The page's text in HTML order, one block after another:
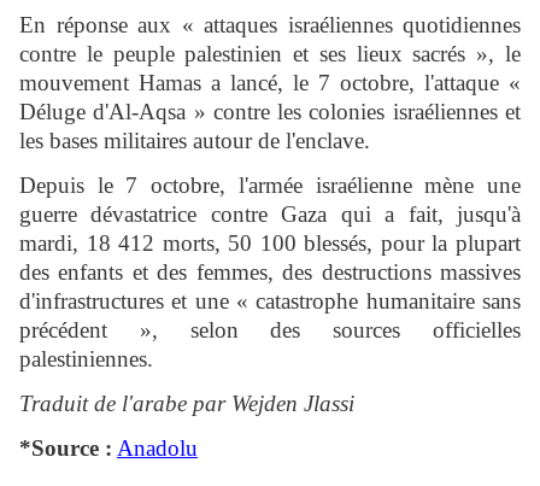
En réponse aux « attaques israéliennes quotidiennes
contre le peuple palestinien et ses lieux sacrés », le
mouvement Hamas a lancé, le 7 octobre, l'attaque «
Déluge d'Al-Aqsa » contre les colonies israéliennes et
les bases militaires autour de l'enclave.
Depuis le 7 octobre, l'armée israélienne mène une
guerre dévastatrice contre Gaza qui a fait, jusqu'à
mardi, 18 412 morts, 50 100 blessés, pour la plupart
des enfants et des femmes, des destructions massives
d'infrastructures et une « catastrophe humanitaire sans
précédent », selon des sources officielles
palestiniennes.
Traduit de l'arabe par Wejden Jlassi
*Source : Anadolu